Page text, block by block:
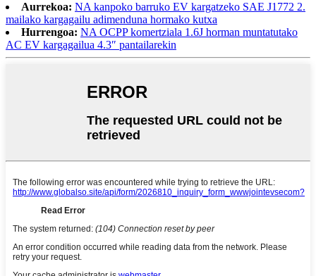
Aurrekoa: NA kanpoko barruko EV kargatzeko SAE J1772 2.
mailako kargagailu adimenduna hormako kutxa
Hurrengoa: NA OCPP komertziala 1.6J horman muntatutako
AC EV kargagailua 4.3″ pantailarekin